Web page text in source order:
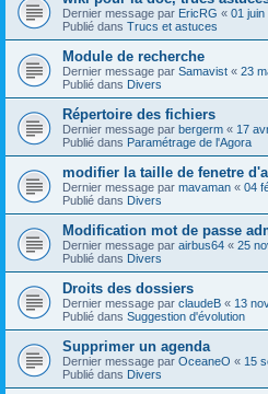
Dernier message par EricRG « 01 juin
Publié dans Trucs et astuces
Module de recherche
Dernier message par Samavist « 23
Publié dans Divers
Répertoire des fichiers
Dernier message par bergerm « 17
Publié dans Paramétrage de l'Agora
modifier la taille de fenetre
Dernier message par mavaman « 04
Publié dans Divers
Modification mot de passe
Dernier message par airbus64 « 25
Publié dans Divers
Droits des dossiers
Dernier message par claudeB « 13
Publié dans Suggestion d'évolution
Supprimer un agenda
Dernier message par OceaneO « 15
Publié dans Divers